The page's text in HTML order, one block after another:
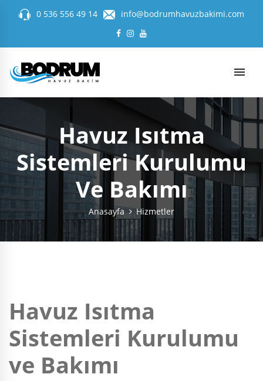
0 536 556 49 14 info@bodrumhavuzbakimi.com
Havuz Isıtma
Sistemleri Kurulumu
Ve Bakımı
Anasayfa Hizmetler
Havuz Isıtma
Sistemleri Kurulumu
ve Bakımı